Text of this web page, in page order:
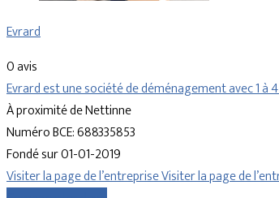
Evrard
0 avis
Evrard est une société de déménagement avec 1
À proximité de Nettinne
Numéro BCE: 688335853
Fondé sur 01-01-2019
Visiter la page de l’entrepriseVisiter la page de